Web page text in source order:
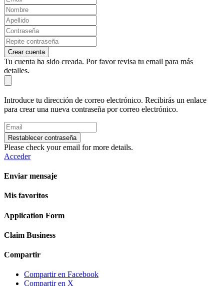
Crear cuenta
Tu cuenta ha sido creada. Por favor revisa tu email para más
detalles.
Introduce tu dirección de correo electrónico. Recibirás un enlace
para crear una nueva contraseña por correo electrónico.
Restablecer contraseña
Please check your email for more details.
Acceder
Enviar mensaje
Mis favoritos
Application Form
Claim Business
Compartir
Compartir en Facebook
Compartir en X